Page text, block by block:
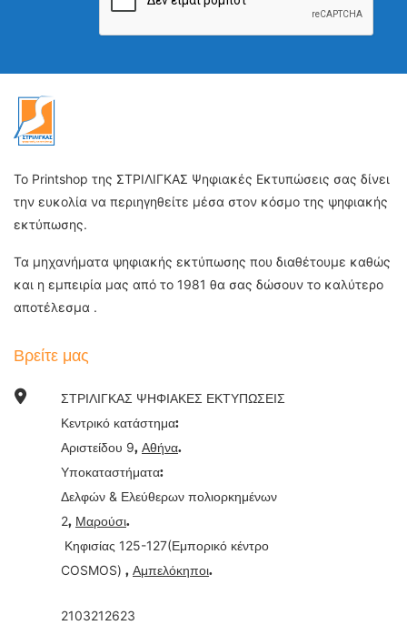
Το Printshop της ΣΤΡΙΛΙΓΚΑΣ Ψηφιακές Εκτυπώσεις σας δίνει
την ευκολία να περιηγηθείτε μέσα στον κόσμο της ψηφιακής
εκτύπωσης.
Τα μηχανήματα ψηφιακής εκτύπωσης που διαθέτουμε καθώς
και η εμπειρία μας από το 1981 θα σας δώσουν το καλύτερο
αποτέλεσμα .
Βρείτε μας
ΣΤΡΙΛΙΓΚΑΣ ΨΗΦΙΑΚΕΣ ΕΚΤΥΠΩΣΕΙΣ
Κεντρικό κατάστημα:
Αριστείδου 9, Αθήνα.
Υποκαταστήματα:
Δελφών & Ελεύθερων πολιορκημένων
2, Μαρούσι.
Κηφισίας 125-127(Εμπορικό κέντρο
COSMOS) , Αμπελόκηποι.
2103212623